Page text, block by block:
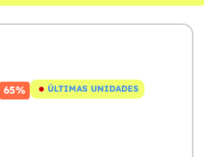
65% ÚLTIMAS UNIDADES